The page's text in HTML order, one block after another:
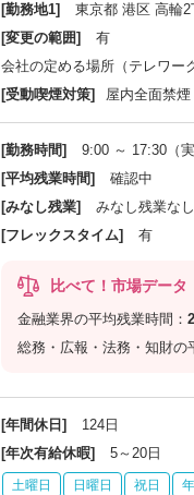
[勤務地1]
東京都 港区 高輪
[変更の範囲]
有
会社の定める場所（テレワー
[受動喫煙対策]
屋内全面禁煙
[勤務時間]
9:00 ～ 17:30（
[平均残業時間]
確認中
[みなし残業]
みなし残業なし
[フレックスタイム]
有
比べて！市場データ
金融業界の平均残業時間：
総務・広報・法務・知財の
[年間休日]
124日
[年次有給休暇]
5～20日
土曜日 日曜日 祝日